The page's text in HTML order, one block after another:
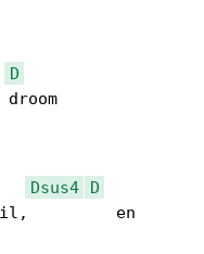
D
Dsus4
D
stil,         en